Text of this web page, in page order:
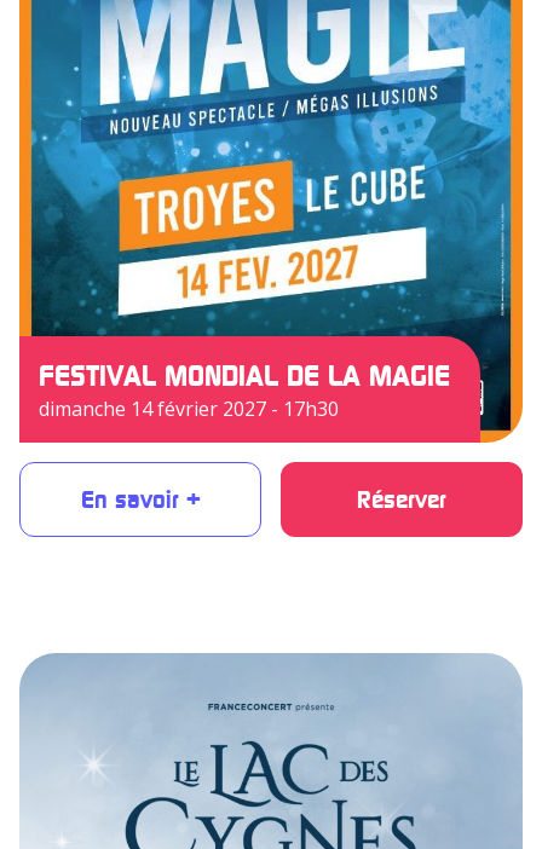
FESTIVAL MONDIAL DE LA MAGIE
dimanche 14 février 2027 - 17h30
En savoir + Réserver